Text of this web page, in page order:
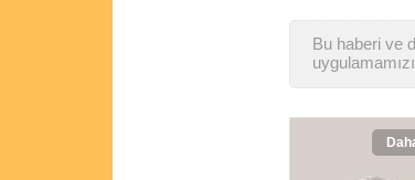
Bu haberi ve